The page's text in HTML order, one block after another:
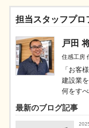
担当スタッフプロ
戸田
住感工房
「お客
建設業
何をす
最新のブログ記事